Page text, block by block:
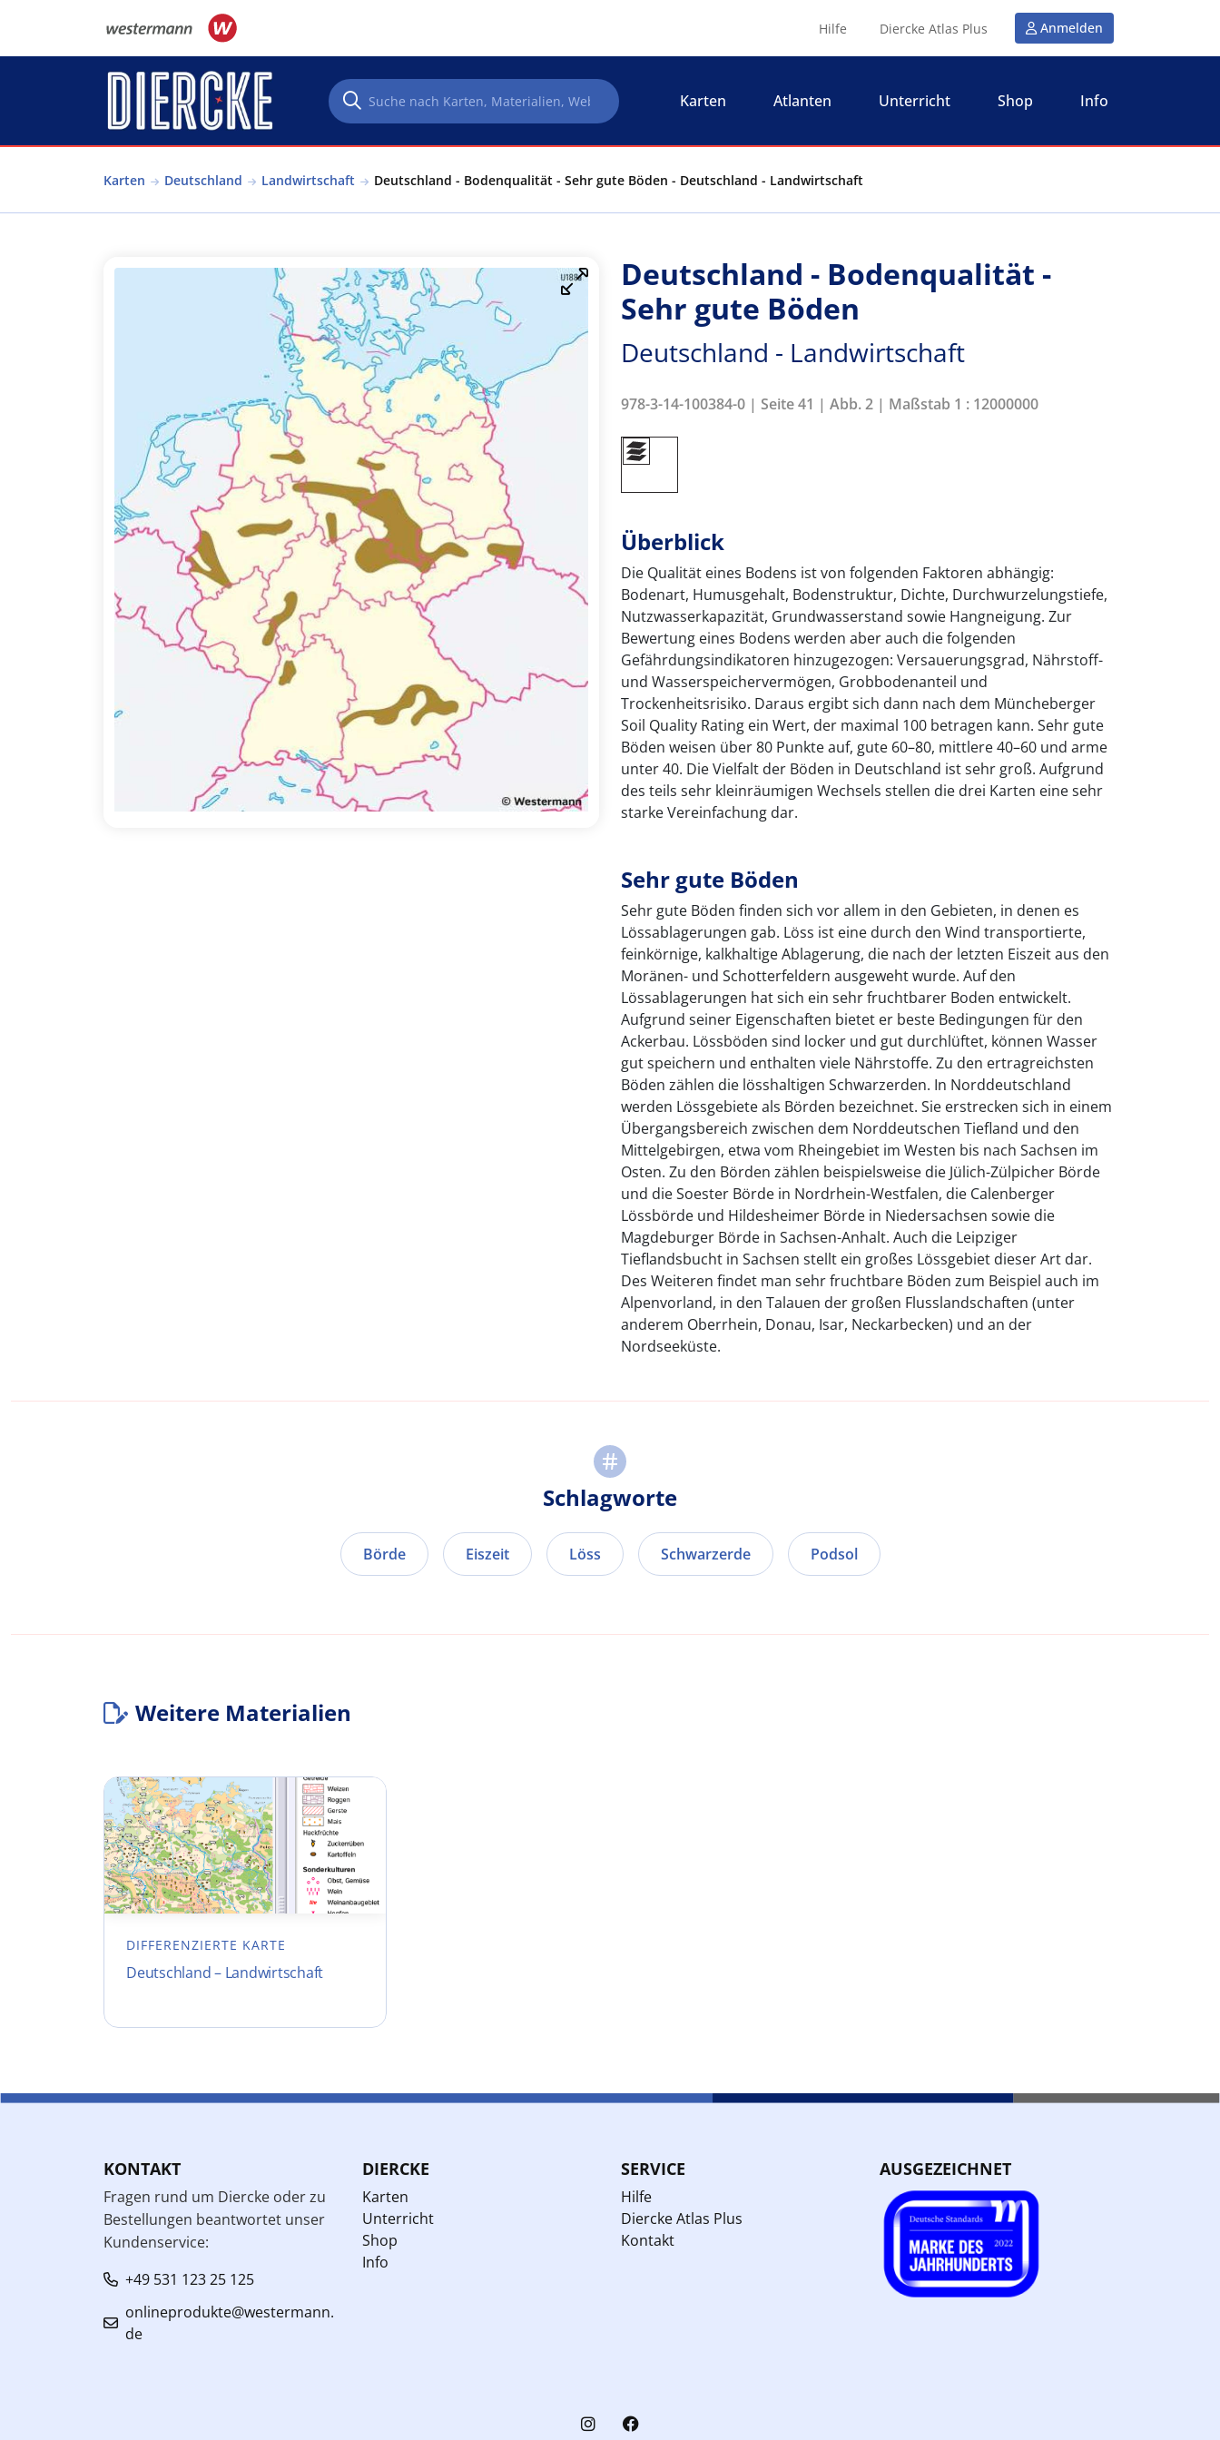
Hilfe Diercke Atlas Plus Anmelden
Karten Atlanten Unterricht Shop Info
Karten Deutschland Landwirtschaft Deutschland - Bodenqualität - Sehr gute Böden - Deutschland - Landwirtschaft
Deutschland - Bodenqualität -
Sehr gute Böden
Deutschland - Landwirtschaft
978-3-14-100384-0 | Seite 41 | Abb. 2 | Maßstab 1 : 12000000
Überblick
Die Qualität eines Bodens ist von folgenden Faktoren abhängig:
Bodenart, Humusgehalt, Bodenstruktur, Dichte, Durchwurzelungstiefe,
Nutzwasserkapazität, Grundwasserstand sowie Hangneigung. Zur
Bewertung eines Bodens werden aber auch die folgenden
Gefährdungsindikatoren hinzugezogen: Versauerungsgrad, Nährstoff-
und Wasserspeichervermögen, Grobbodenanteil und
Trockenheitsrisiko. Daraus ergibt sich dann nach dem Müncheberger
Soil Quality Rating ein Wert, der maximal 100 betragen kann. Sehr gute
Böden weisen über 80 Punkte auf, gute 60–80, mittlere 40–60 und arme
unter 40. Die Vielfalt der Böden in Deutschland ist sehr groß. Aufgrund
des teils sehr kleinräumigen Wechsels stellen die drei Karten eine sehr
starke Vereinfachung dar.
Sehr gute Böden
Sehr gute Böden finden sich vor allem in den Gebieten, in denen es
Lössablagerungen gab. Löss ist eine durch den Wind transportierte,
feinkörnige, kalkhaltige Ablagerung, die nach der letzten Eiszeit aus den
Moränen- und Schotterfeldern ausgeweht wurde. Auf den
Lössablagerungen hat sich ein sehr fruchtbarer Boden entwickelt.
Aufgrund seiner Eigenschaften bietet er beste Bedingungen für den
Ackerbau. Lössböden sind locker und gut durchlüftet, können Wasser
gut speichern und enthalten viele Nährstoffe. Zu den ertragreichsten
Böden zählen die lösshaltigen Schwarzerden. In Norddeutschland
werden Lössgebiete als Börden bezeichnet. Sie erstrecken sich in einem
Übergangsbereich zwischen dem Norddeutschen Tiefland und den
Mittelgebirgen, etwa vom Rheingebiet im Westen bis nach Sachsen im
Osten. Zu den Börden zählen beispielsweise die Jülich-Zülpicher Börde
und die Soester Börde in Nordrhein-Westfalen, die Calenberger
Lössbörde und Hildesheimer Börde in Niedersachsen sowie die
Magdeburger Börde in Sachsen-Anhalt. Auch die Leipziger
Tieflandsbucht in Sachsen stellt ein großes Lössgebiet dieser Art dar.
Des Weiteren findet man sehr fruchtbare Böden zum Beispiel auch im
Alpenvorland, in den Talauen der großen Flusslandschaften (unter
anderem Oberrhein, Donau, Isar, Neckarbecken) und an der
Nordseeküste.
Schlagworte
Börde Eiszeit Löss Schwarzerde Podsol
Weitere Materialien
DIFFERENZIERTE KARTE
Deutschland – Landwirtschaft
KONTAKT
Fragen rund um Diercke oder zu
Bestellungen beantwortet unser
Kundenservice:
+49 531 123 25 125
onlineprodukte@westermann.
de
DIERCKE
Karten
Unterricht
Shop
Info
SERVICE
Hilfe
Diercke Atlas Plus
Kontakt
AUSGEZEICHNET